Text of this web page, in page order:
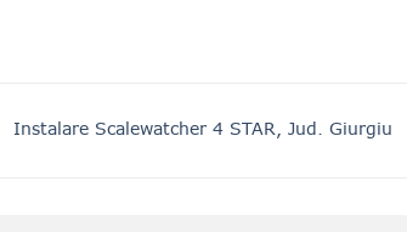
Instalare Scalewatcher 4 STAR, Jud. Giurgiu